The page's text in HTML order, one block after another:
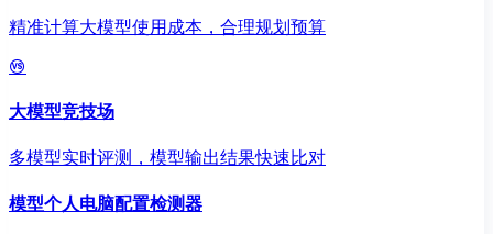
精准计算大模型使用成本，合理规划预算
大模型竞技场
多模型实时评测，模型输出结果快速比对
模型个人电脑配置检测器